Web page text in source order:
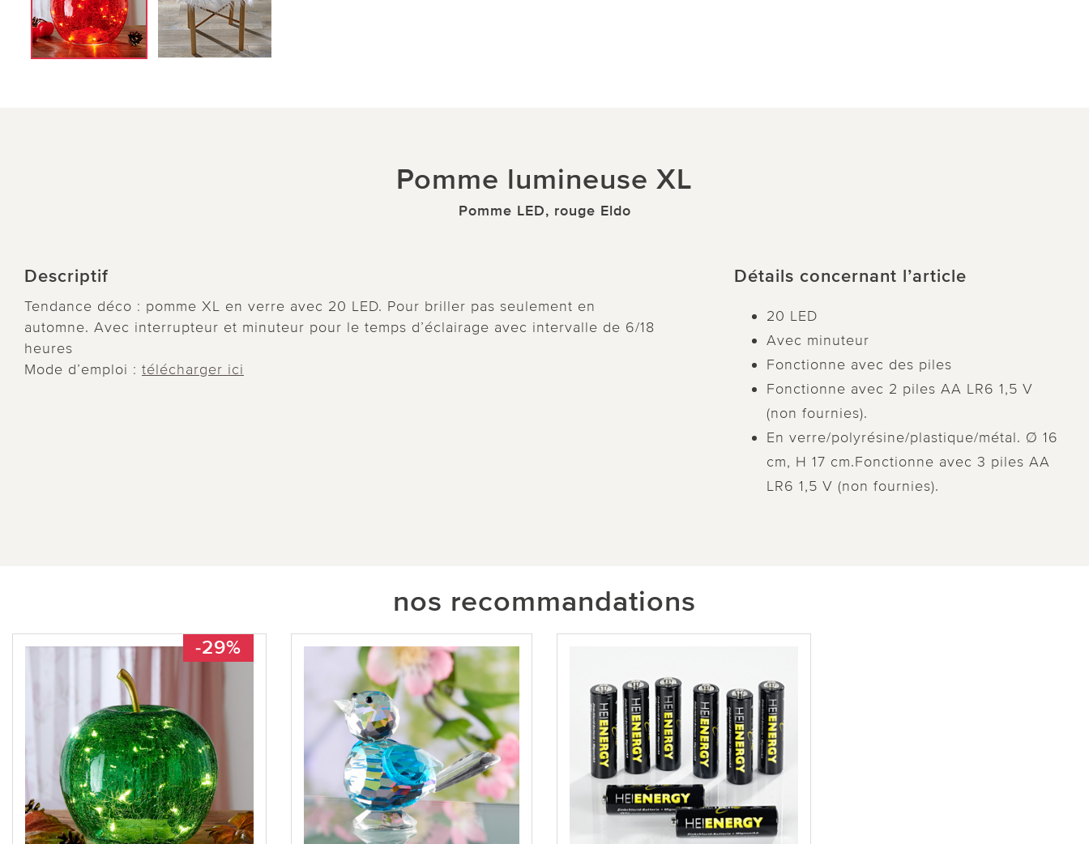
Pomme lumineuse XL
Pomme LED, rouge Eldo
Descriptif
Tendance déco : pomme XL en verre avec 20 LED. Pour briller pas seulement en
automne. Avec interrupteur et minuteur pour le temps d’éclairage avec intervalle de 6/18
heures
Mode d’emploi : télécharger ici
Détails concernant l’article
20 LED
Avec minuteur
Fonctionne avec des piles
Fonctionne avec 2 piles AA LR6 1,5 V
(non fournies).
En verre/polyrésine/plastique/métal. Ø 16
cm, H 17 cm.Fonctionne avec 3 piles AA
LR6 1,5 V (non fournies).
nos recommandations
-29%